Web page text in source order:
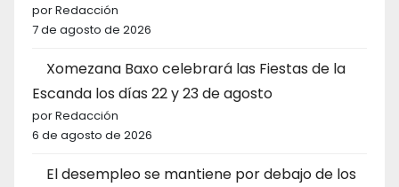
por Redacción
7 de agosto de 2026
Xomezana Baxo celebrará las Fiestas de la
Escanda los días 22 y 23 de agosto
por Redacción
6 de agosto de 2026
El desempleo se mantiene por debajo de los